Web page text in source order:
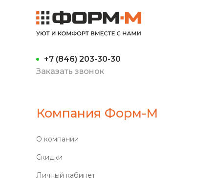
+7 (846) 203-30-30
Заказать звонок
Компания Форм-М
О компании
Скидки
Личный кабинет